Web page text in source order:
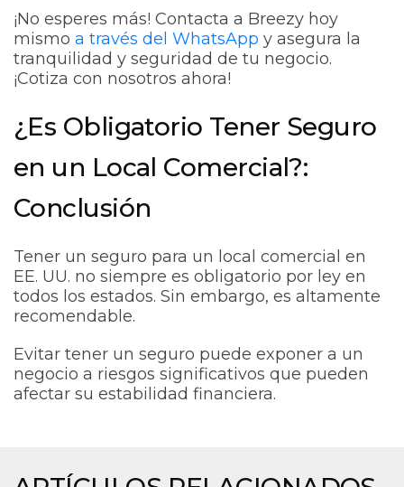
¡No esperes más! Contacta a Breezy hoy
mismo a través del WhatsApp y asegura la
tranquilidad y seguridad de tu negocio.
¡Cotiza con nosotros ahora!
¿Es Obligatorio Tener Seguro
en un Local Comercial?:
Conclusión
Tener un seguro para un local comercial en
EE. UU. no siempre es obligatorio por ley en
todos los estados. Sin embargo, es altamente
recomendable.
Evitar tener un seguro puede exponer a un
negocio a riesgos significativos que pueden
afectar su estabilidad financiera.